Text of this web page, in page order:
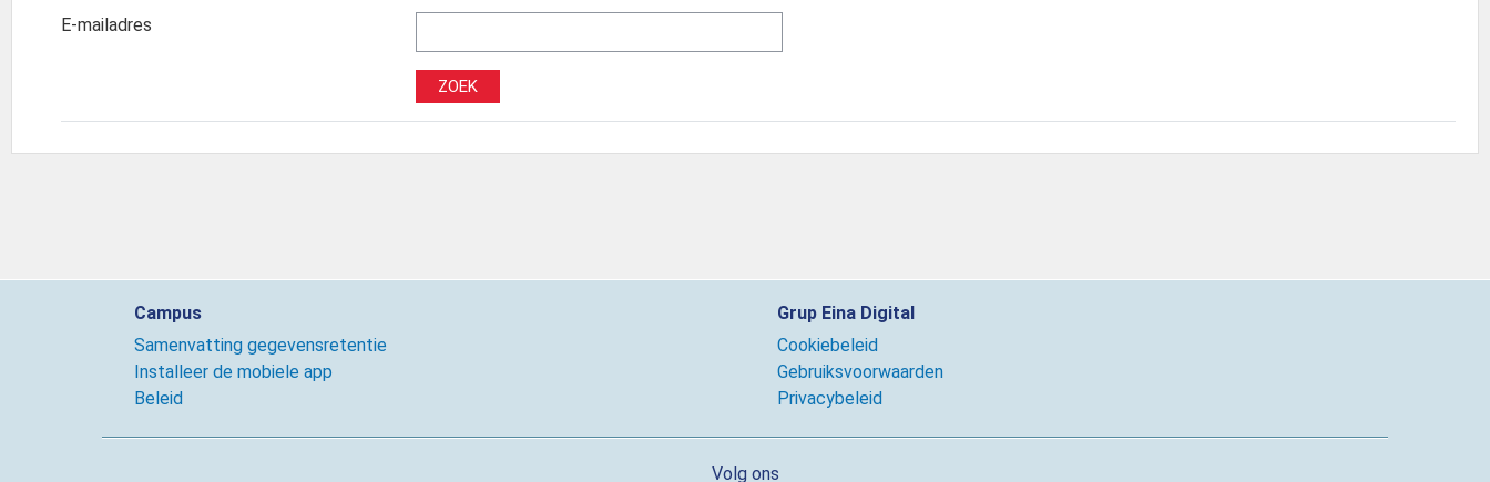
E-mailadres
Campus
Samenvatting gegevensretentie
Installeer de mobiele app
Beleid
Grup Eina Digital
Cookiebeleid
Gebruiksvoorwaarden
Privacybeleid
Volg ons